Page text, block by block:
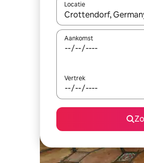
Locatie
Wanneer er suggesties
Aankomst
Vertrek